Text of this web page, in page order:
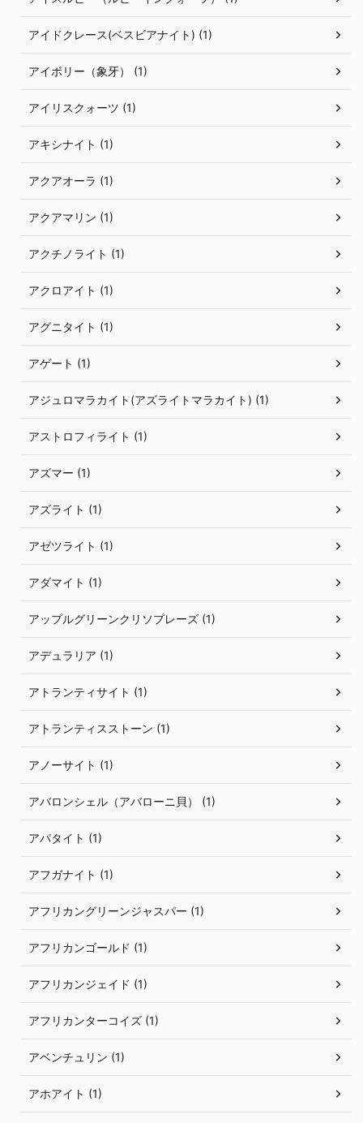
アイドクレース(ベスビアナイト) (1)
アイボリー（象牙） (1)
アイリスクォーツ (1)
アキシナイト (1)
アクアオーラ (1)
アクアマリン (1)
アクチノライト (1)
アクロアイト (1)
アグニタイト (1)
アゲート (1)
アジュロマラカイト(アズライトマラカイト) (1)
アストロフィライト (1)
アズマー (1)
アズライト (1)
アゼツライト (1)
アダマイト (1)
アップルグリーンクリソプレーズ (1)
アデュラリア (1)
アトランティサイト (1)
アトランティスストーン (1)
アノーサイト (1)
アバロンシェル（アバローニ貝） (1)
アパタイト (1)
アフガナイト (1)
アフリカングリーンジャスパー (1)
アフリカンゴールド (1)
アフリカンジェイド (1)
アフリカンターコイズ (1)
アベンチュリン (1)
アホアイト (1)